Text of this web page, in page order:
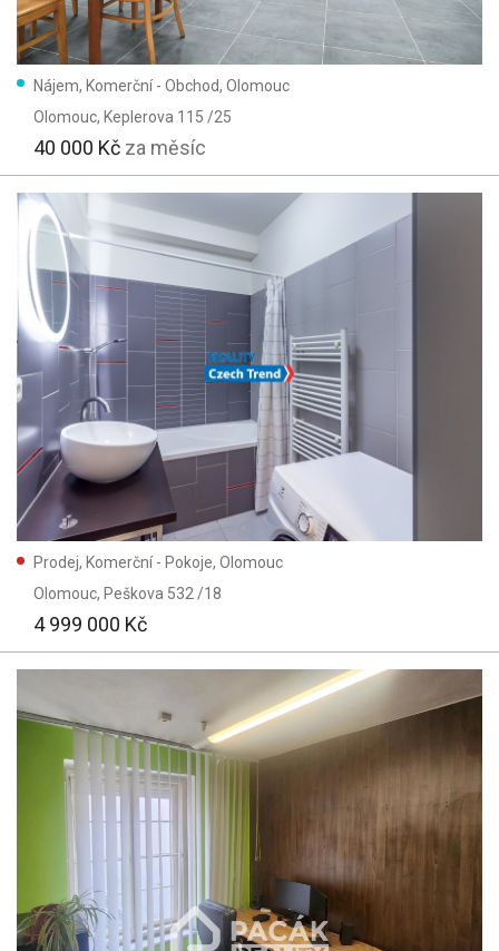
Dřevěná
Skeletová
Typ domu:
Patrový
Parametry:
Výtah
Parkování
Garáž
Text:
Užitná plocha:
Stáří inzerátu:
Vše
Vyhledat(33)
Nájem, Komerční - Obchod, Olomouc
Olomouc, Keplerova 115 /25
40 000 Kč za měsíc
Prodej, Komerční - Pokoje, Olomouc
Olomouc, Peškova 532 /18
4 999 000 Kč